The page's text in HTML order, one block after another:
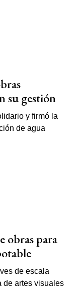
su gestión
obras para